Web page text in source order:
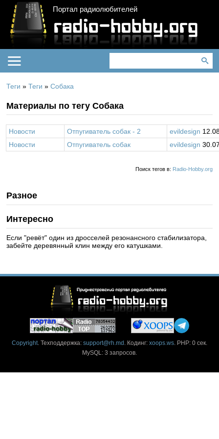
Портал радиолюбителей
Теги »Теги »Собака
Материалы по тегу Собака
Новости Отпугиватель собак - 2 evildesign
Новости
Отпугиватель собак evildesign
Поиск тегов в: Radio-Hobby.org
Разное
Интересно
Если "ревёт" один из дросселей резонансного стабилизатора,
забейте деревянный клин между его катушками.
Copyright. Техподдержка: support@rh.md . Кодинг: xoops.ws. PHP: 0 сек.
MySQL: 3 запросов.